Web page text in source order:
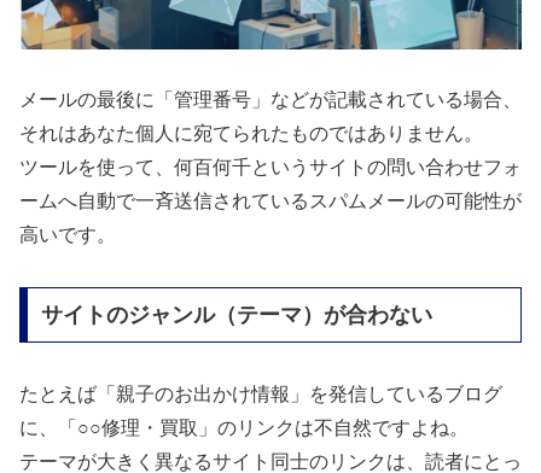
メールの最後に「管理番号」などが記載されている場合、
それはあなた個人に宛てられたものではありません。
ツールを使って、何百何千というサイトの問い合わせフォ
ームへ自動で一斉送信されているスパムメールの可能性が
高いです。
サイトのジャンル（テーマ）が合わない
たとえば「親子のお出かけ情報」を発信しているブログ
に、「○○修理・買取」のリンクは不自然ですよね。
テーマが大きく異なるサイト同士のリンクは、読者にとっ